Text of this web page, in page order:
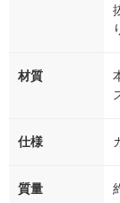
材質
仕様
質量